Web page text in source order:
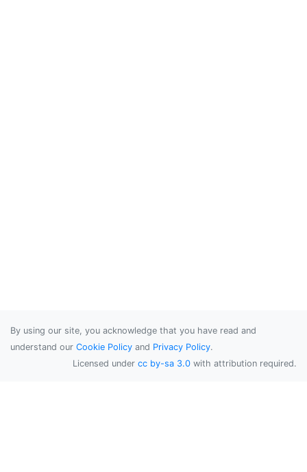
By using our site, you acknowledge that you have read and
understand our Cookie Policy and Privacy Policy.
Licensed under cc by-sa 3.0 with attribution required.